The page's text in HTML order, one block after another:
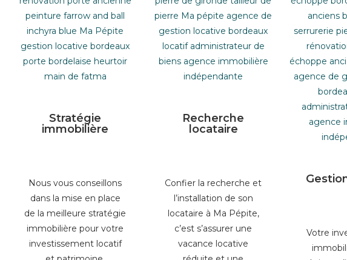
Stratégie
immobilière
Nous vous conseillons
dans la mise en place
de la meilleure stratégie
immobilière pour votre
investissement locatif
Recherche
locataire
Confier la recherche et
l’installation de son
locataire à Ma Pépite,
c’est s’assurer une
vacance locative
Votre